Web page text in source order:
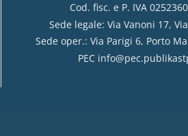
Cod. fisc. e P. IVA
Sede legale: Via Vanoni 17,
Sede oper.: Via Parigi 6, Porto
PEC